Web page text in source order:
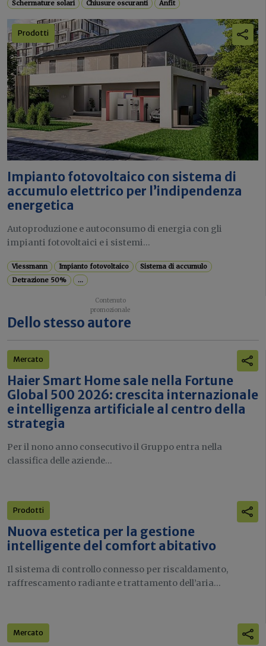
Schermature solari Chiusure oscuranti Anfit
Prodotti
Impianto fotovoltaico con sistema di
accumulo elettrico per l’indipendenza
energetica
Autoproduzione e autoconsumo di energia con gli
impianti fotovoltaici e i sistemi...
Viessmann Impianto fotovoltaico
Sistema di accumulo
Detrazione 50%
...
Dello stesso autore
Mercato
Haier Smart Home sale nella Fortune
Global 500 2026: crescita internazionale
e intelligenza artificiale al centro della
strategia
Per il nono anno consecutivo il Gruppo entra nella
classifica delle aziende...
Prodotti
Nuova estetica per la gestione
intelligente del comfort abitativo
Il sistema di controllo connesso per riscaldamento,
raffrescamento radiante e trattamento dell’aria...
Mercato